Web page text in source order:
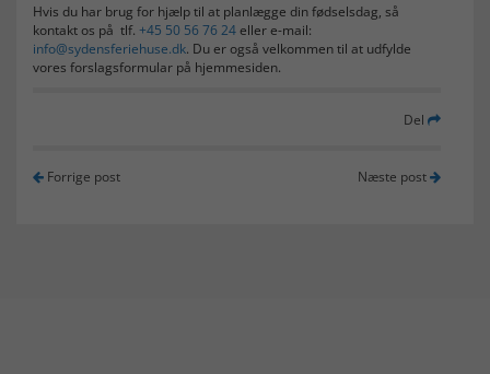
Hvis du har brug for hjælp til at planlægge din fødselsdag, så
kontakt os på tlf. +45 50 56 76 24 eller e-mail:
info@sydensferiehuse.dk. Du er også velkommen til at udfylde
vores forslagsformular på hjemmesiden.
Del
Forrige post Næste post